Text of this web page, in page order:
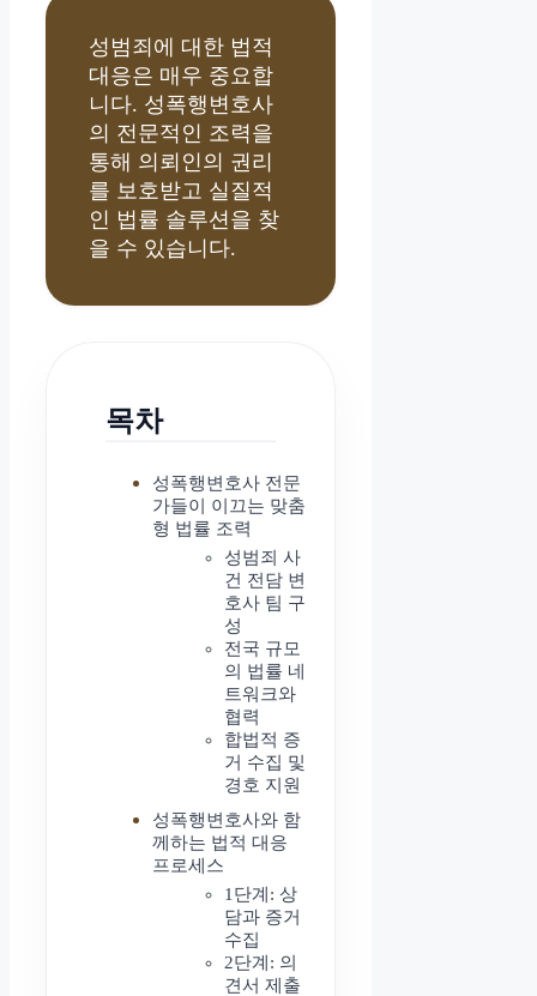
성범죄에 대한 법적
대응은 매우 중요합
니다. 성폭행변호사
의 전문적인 조력을
통해 의뢰인의 권리
를 보호받고 실질적
인 법률 솔루션을 찾
을 수 있습니다.
목차
성폭행변호사 전문
가들이 이끄는 맞춤
형 법률 조력
성범죄 사
건 전담 변
호사 팀 구
성
전국 규모
의 법률 네
트워크와
협력
합법적 증
거 수집 및
경호 지원
성폭행변호사와 함
께하는 법적 대응
프로세스
1단계: 상
담과 증거
수집
2단계: 의
견서 제출